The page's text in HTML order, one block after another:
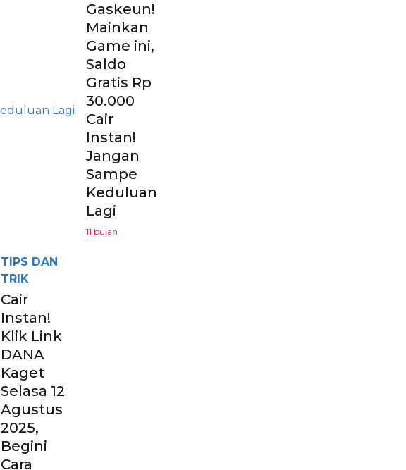
Gaskeun!
Mainkan
Game ini,
Saldo
Gratis Rp
30.000
Cair
Instan!
Jangan
Sampe
Keduluan
Lagi
11 bulan
TIPS DAN
TRIK
Cair
Instan!
Klik Link
DANA
Kaget
Selasa 12
Agustus
2025,
Begini
Cara